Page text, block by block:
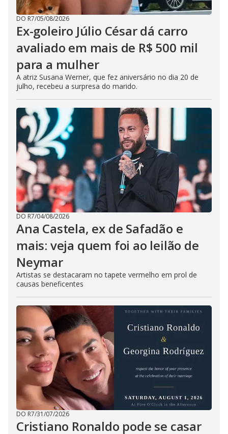
DO R7/05/08/2026
Ex-goleiro Júlio César dá carro
avaliado em mais de R$ 500 mil
para a mulher
A atriz Susana Werner, que fez aniversário no dia 20 de
julho, recebeu a surpresa do marido.
DO R7/04/08/2026
Ana Castela, ex de Safadão e
mais: veja quem foi ao leilão de
Neymar
Artistas se destacaram no tapete vermelho em prol de
causas beneficentes
DO R7/31/07/2026
Cristiano Ronaldo pode se casar